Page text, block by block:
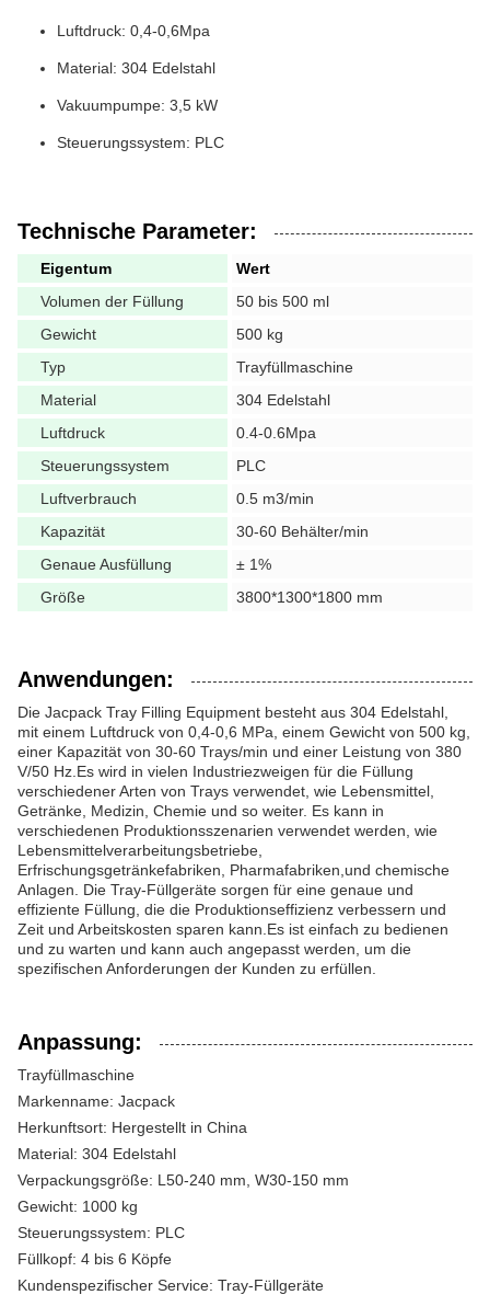
Luftdruck: 0,4-0,6Mpa
Material: 304 Edelstahl
Vakuumpumpe: 3,5 kW
Steuerungssystem: PLC
Technische Parameter:
Eigentum
Wert
Volumen der Füllung
50 bis 500 ml
Gewicht
500 kg
Typ
Trayfüllmaschine
Material
304 Edelstahl
Luftdruck
0.4-0.6Mpa
Steuerungssystem
PLC
Luftverbrauch
0.5 m3/min
Kapazität
30-60 Behälter/min
Genaue Ausfüllung
± 1%
Größe
3800*1300*1800 mm
Anwendungen:
Die Jacpack Tray Filling Equipment besteht aus 304 Edelstahl,
mit einem Luftdruck von 0,4-0,6 MPa, einem Gewicht von 500 kg,
einer Kapazität von 30-60 Trays/min und einer Leistung von 380
V/50 Hz.Es wird in vielen Industriezweigen für die Füllung
verschiedener Arten von Trays verwendet, wie Lebensmittel,
Getränke, Medizin, Chemie und so weiter. Es kann in
verschiedenen Produktionsszenarien verwendet werden, wie
Lebensmittelverarbeitungsbetriebe,
Erfrischungsgetränkefabriken, Pharmafabriken,und chemische
Anlagen. Die Tray-Füllgeräte sorgen für eine genaue und
effiziente Füllung, die die Produktionseffizienz verbessern und
Zeit und Arbeitskosten sparen kann.Es ist einfach zu bedienen
und zu warten und kann auch angepasst werden, um die
spezifischen Anforderungen der Kunden zu erfüllen.
Anpassung:
Trayfüllmaschine
Markenname: Jacpack
Herkunftsort: Hergestellt in China
Material: 304 Edelstahl
Verpackungsgröße: L50-240 mm, W30-150 mm
Gewicht: 1000 kg
Steuerungssystem: PLC
Füllkopf: 4 bis 6 Köpfe
Kundenspezifischer Service: Tray-Füllgeräte